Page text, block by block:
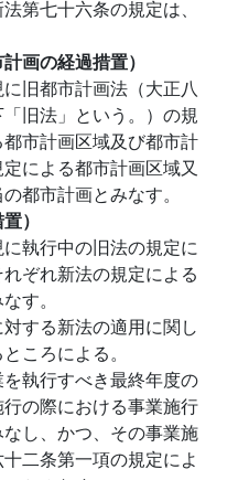
第七十六条の規定は、
画の経過措置）
旧都市計画法（大正八
旧法」という。）の規
市計画区域及び都市計
による都市計画区域又
都市計画とみなす。
）
執行中の旧法の規定に
ぞれ新法の規定による
す。
する新法の適用に関し
ころによる。
執行すべき最終年度の
の際における事業施行
し、かつ、その事業施
二条第一項の規定によ